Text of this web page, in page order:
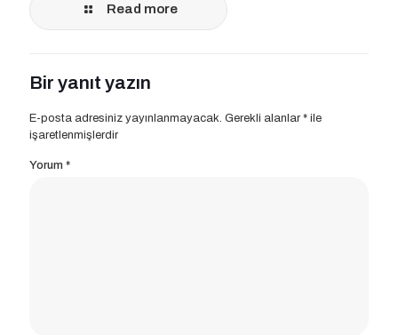
Read more
Bir yanıt yazın
E-posta adresiniz yayınlanmayacak. Gerekli alanlar * ile
işaretlenmişlerdir
Yorum *